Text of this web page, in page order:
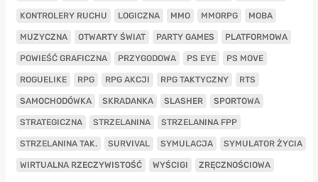
KONTROLERY RUCHU LOGICZNA MMO MMORPG MOBA
MUZYCZNA OTWARTY ŚWIAT PARTY GAMES PLATFORMOWA
POWIEŚĆ GRAFICZNA PRZYGODOWA PS EYE PS MOVE
ROGUELIKE RPG RPG AKCJI RPG TAKTYCZNY RTS
SAMOCHODÓWKA SKRADANKA SLASHER SPORTOWA
STRATEGICZNA STRZELANINA STRZELANINA FPP
STRZELANINA TAK. SURVIVAL SYMULACJA SYMULATOR ŻYCIA
WIRTUALNA RZECZYWISTOŚĆ WYŚCIGI ZRĘCZNOŚCIOWA